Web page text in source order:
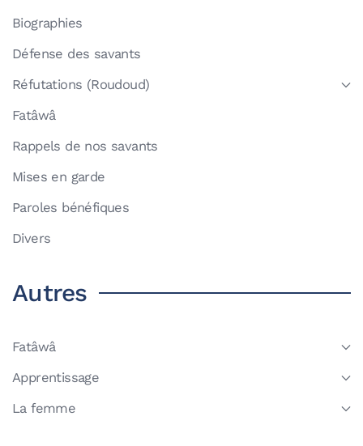
Biographies
Défense des savants
Réfutations (Roudoud)
Fatâwâ
Rappels de nos savants
Mises en garde
Paroles bénéfiques
Divers
Autres
Fatâwâ
Apprentissage
La femme